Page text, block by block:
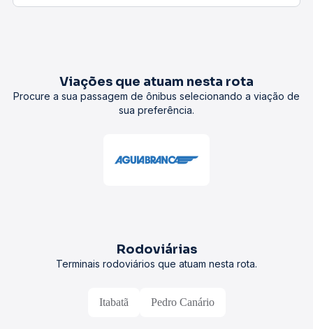
Viações que atuam nesta rota
Procure a sua passagem de ônibus selecionando a viação de
sua preferência.
Rodoviárias
Terminais rodoviários que atuam nesta rota.
Itabatã Pedro Canário